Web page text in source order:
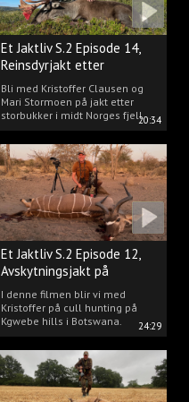
20:34
Et Jaktliv S.2 Episode 14,
Reinsdyrjakt etter
storbukker.
Bli med Kristoffer Clausen og
Mari Stormoen på jakt etter
storbukker i midt Norges fjell.
24:29
Et Jaktliv S.2 Episode 12,
Avskytningsjakt på
antiloper i Botswana
I denne filmen blir vi med
Kristoffer på cull hunting på
Kgwebe hills i Botswana.